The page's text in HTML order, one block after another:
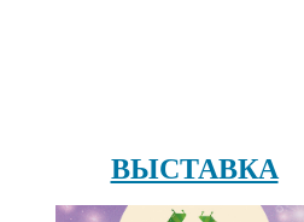
ВЫСТАВКА